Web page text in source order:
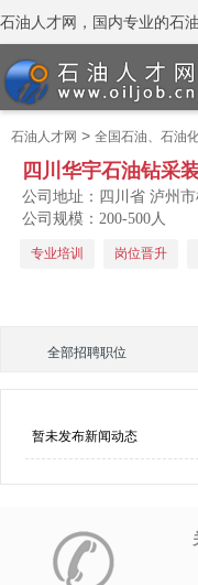
石油人才网，国内专业的石
石油人才网 > 全国石油、石油
四川华宇石油钻采
公司地址：四川省 泸州
公司规模：200-500人
专业培训 岗位晋升
全部招聘职位
暂未发布新闻动态